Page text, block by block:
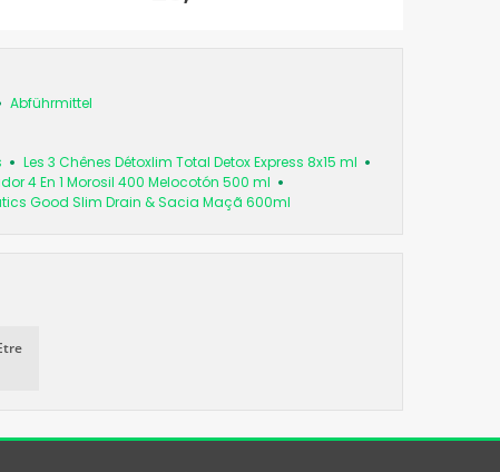
Abführmittel
Les 3 Chênes Détoxlim Total Detox Express 8x15 ml
4 En 1 Morosil 400 Melocotón 500 ml
Good Slim Drain & Sacia Maçã 600ml